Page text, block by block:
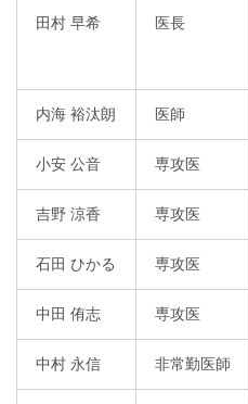
田村 早希 医長
内海 裕汰朗 医師
小安 公音 専攻医
吉野 涼香 専攻医
石田 ひかる 専攻医
中田 侑志 専攻医
中村 永信 非常勤医師